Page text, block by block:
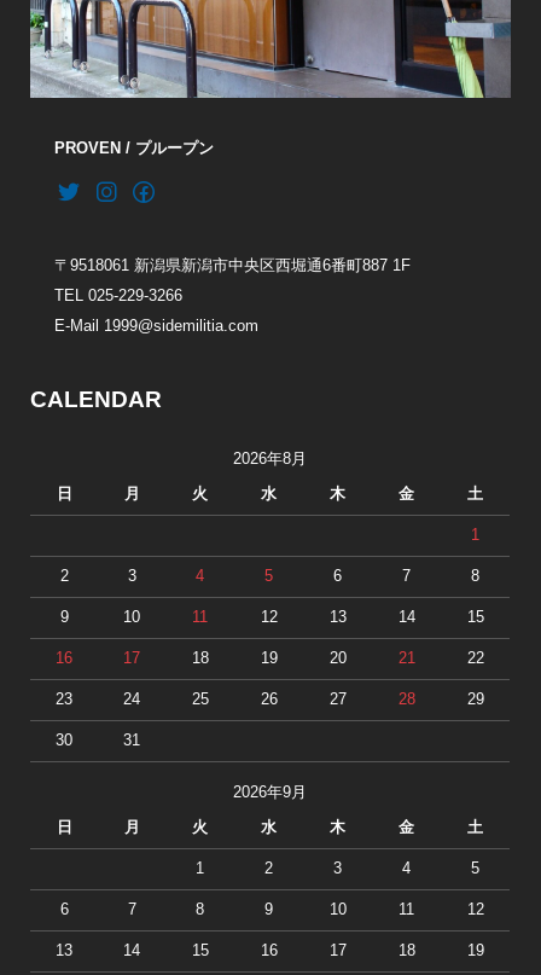
PROVEN / プループン
〒9518061 新潟県新潟市中央区西堀通6番町887 1F
TEL 025-229-3266
E-Mail 1999@sidemilitia.com
CALENDAR
2026年8月
日 月 火 水 木 金 土
1
2 3 4 5 6 7 8
9 10 11 12 13 14 15
16 17 18 19 20 21 22
23 24 25 26 27 28 29
30 31
2026年9月
日 月 火 水 木 金 土
1 2 3 4 5
6 7 8 9 10 11 12
13 14 15 16 17 18 19